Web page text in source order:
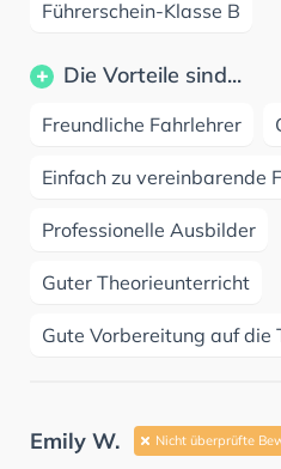
Führerschein-Klasse B
Die Vorteile sind...
Freundliche Fahrlehrer
Einfach zu vereinbarende
Professionelle Ausbilder
Guter Theorieunterricht
Gute Vorbereitung auf die
Emily W. Nicht überprüfte